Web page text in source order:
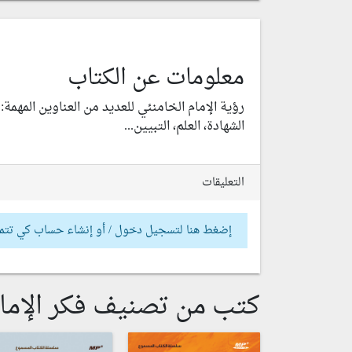
معلومات عن الكتاب
رؤية الإمام الخامنئي للعديد من العناوين
الشهادة، العلم، التبيين...
التعليقات
إضغط هنا لتسجيل دخول / أو إنشاء حساب كي
كتب من تصنيف فكر